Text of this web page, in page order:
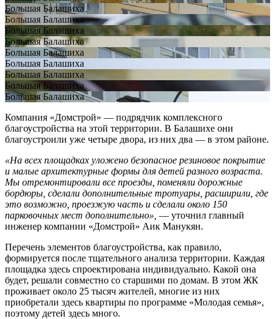
Большая Балашиха
Большая Балашиха
Большая Балашиха
Большая Балашиха
Большая Балашиха
Большая Балашиха
Большая Балашиха
Большая Балашиха
Большая Балашиха
Компания «Домстрой» — подрядчик комплексного
благоустройства на этой территории. В Балашихе они
благоустроили уже четыре двора, из них два — в этом районе.
«На всех площадках уложено безопасное резиновое покрытие
и малые архитектурные формы для детей разного возраста.
Мы отремонтировали все проезды, поменяли дорожные
бордюры, сделали дополнительные тротуары, расширили, где
это возможно, проезжую часть и сделали около 150
парковочных мест дополнительно», — уточнил главный
инженер компании «Домстрой» Аик Манукян.
Перечень элементов благоустройства, как правило,
формируется после тщательного анализа территории. Каждая
площадка здесь спроектирована индивидуально. Какой она
будет, решали совместно со старшими по домам. В этом ЖК
проживает около 25 тысяч жителей, многие из них
приобретали здесь квартиры по программе «Молодая семья»,
поэтому детей здесь много.